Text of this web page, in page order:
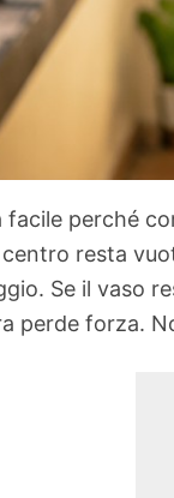
facile perché
resta
Se il vaso
perde forza.